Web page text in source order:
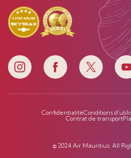
ConfidentialitéConditions
Contrat de transport
© 2024 Air Mauritius. All